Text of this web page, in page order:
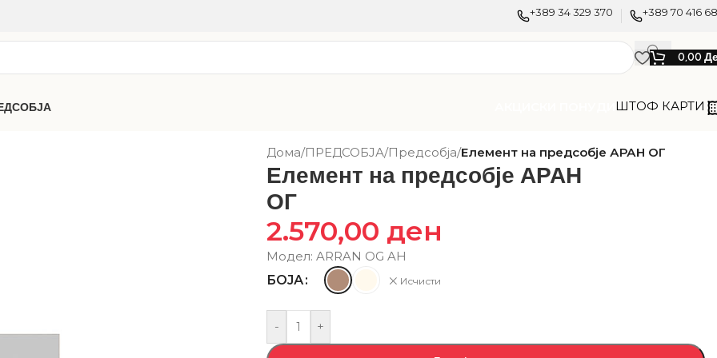
+389 34 329 370 +389 70 416
0,00
ШТОФ КАРТИ
Дома/ПРЕДСОБЈА/Предсобја/Елемент на предсобје АРАН ОГ
Елемент на предсобје АРАН
ОГ
2.570,00 ден
Модел: ARRAN OG AH
БОЈА
Исчисти
- +